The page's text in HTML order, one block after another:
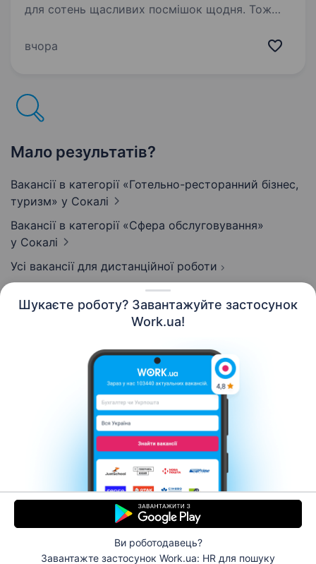
Шукаєте роботу? Завантажуйте застосунок
Work.ua!
Ви роботодавець?
Завантажте застосунок Work.ua: HR для пошуку
для сотень щасливих посмішок щодня. Тож
не просто за рецептом, а з любов’ю. Обов’язки:
вчора
Мало результатів?
Вакансії в категорії «Готельно-ресторанний бізнес,
туризм» у Сокалі
Вакансії в категорії «Сфера обслуговування»
у Сокалі
Усі вакансії для дистанційної роботи
Контакти Про нас
Кар’єра
Допомога Умови використання
© 2006–2026 Work.ua. Сервіс пошуку роботи №1 в